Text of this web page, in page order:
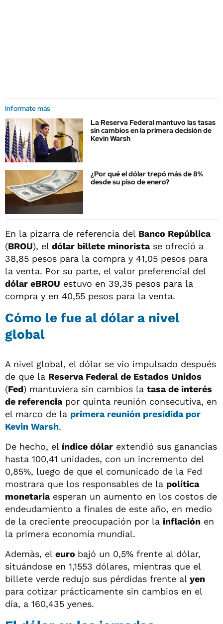
Informate más
La Reserva Federal mantuvo las tasas
sin cambios en la primera decisión de
Kevin Warsh
¿Por qué el dólar trepó más de 8%
desde su piso de enero?
En la pizarra de referencia del Banco República
(BROU), el dólar billete minoristase ofreció a
38,85 pesos para la compra y 41,05 pesos para
la venta. Por su parte, el valor preferencial del
dólar eBROU estuvo en 39,35 pesos para la
compra y en 40,55 pesos para la venta.
Cómo le fue al dólar a nivel
global
A nivel global, el dólar se vio impulsado después
de que la Reserva Federal de Estados Unidos
(Fed) mantuviera sin cambios la tasa de interés
de referenciapor quinta reunión consecutiva, en
el marco de la primera reunión presidida por
Kevin Warsh.
De hecho, el índice dólar extendió sus ganancias
hasta 100,41 unidades, con un incremento del
0,85%, luego de que el comunicado de la Fed
mostrara que los responsables de la política
monetariaesperan un aumento en los costos de
endeudamiento a finales de este año, en medio
de la creciente preocupación por la inflación en
la primera economía mundial.
Ademàs, el euro bajó un 0,5% frente al dólar,
situándose en 1,1553 dólares, mientras que el
billete verde redujo sus pérdidas frente al yen
para cotizar prácticamente sin cambios en el
día, a 160,435 yenes.